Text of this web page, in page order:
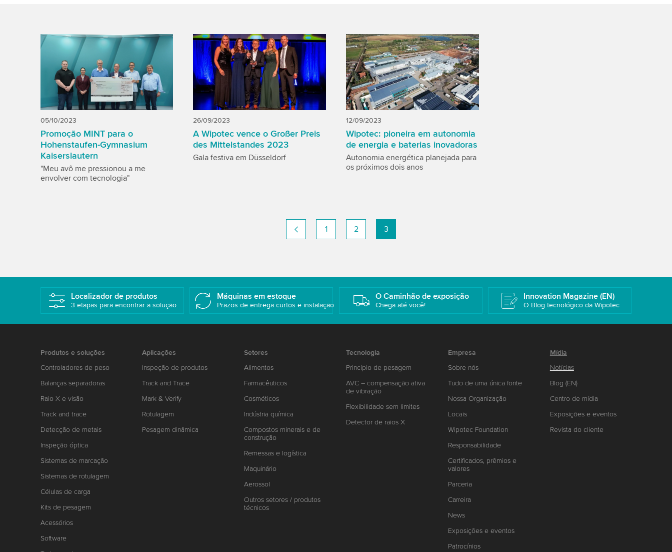
05/10/2023
Promoção MINT para o
Hohenstaufen-Gymnasium
Kaiserslautern
"Meu avô me pressionou a me
envolver com tecnologia"
26/09/2023
A Wipotec vence o Großer Preis
des Mittelstandes 2023
Gala festiva em Düsseldorf
12/09/2023
Wipotec: pioneira em autonomia
de energia e baterias inovadoras
Autonomia energética planejada para
os próximos dois anos
1 2 3
Localizador de produtos
3 etapas para encontrar a solução
Máquinas em estoque
Prazos de entrega curtos e instalação
O Caminhão de exposição
Chega até você!
Innovation Magazine (EN)
O Blog tecnológico da Wipotec
Produtos e soluções
Controladores de peso
Balanças separadoras
Raio X e visão
Track and trace
Detecção de metais
Inspeção óptica
Sistemas de marcação
Sistemas de rotulagem
Células de carga
Kits de pesagem
Acessórios
Software
Aplicações
Inspeção de produtos
Track and Trace
Mark & Verify
Rotulagem
Pesagem dinâmica
Setores
Alimentos
Farmacêuticos
Cosméticos
Indústria química
Compostos minerais e de
construção
Remessas e logística
Maquinário
Aerossol
Outros setores / produtos
técnicos
Tecnologia
Princípio de pesagem
AVC – compensação ativa
de vibração
Flexibilidade sem limites
Detector de raios X
Empresa
Sobre nós
Tudo de uma única fonte
Nossa Organização
Locais
Wipotec Foundation
Responsabilidade
Certificados, prêmios e
valores
Parceria
Carreira
News
Exposições e eventos
Patrocínios
Mídia
Notícias
Blog (EN)
Centro de mídia
Exposições e eventos
Revista do cliente